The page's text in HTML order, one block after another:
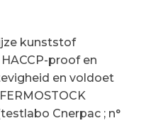
kunststof
proof en
en voldoet
Cnerpac ; n°